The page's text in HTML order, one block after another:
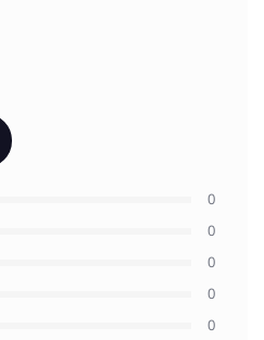
0
0
0
0
0